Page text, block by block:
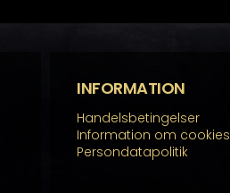
INFORMATION
Handelsbetingelser
Information om cookies
Persondatapolitik